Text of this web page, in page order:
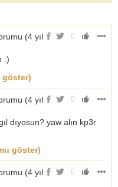
0
(4 yıl
:)
göster)
0
(4 yıl
dıyosun? yaw alın kp3r
göster)
0
(4 yıl